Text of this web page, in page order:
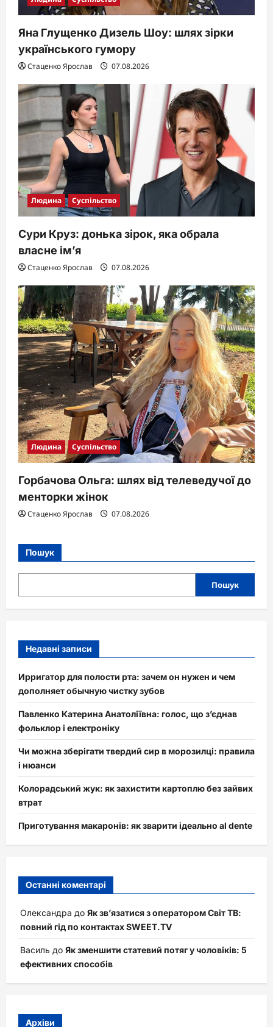
Яна Глущенко Дизель Шоу: шлях зірки
українського гумору
Стаценко Ярослав 07.08.2026
Людина Суспільство
Сури Круз: донька зірок, яка обрала
власне ім’я
Стаценко Ярослав 07.08.2026
Людина Суспільство
Горбачова Ольга: шлях від телеведучої до
менторки жінок
Стаценко Ярослав 07.08.2026
Пошук
Пошук
Недавні записи
Ирригатор для полости рта: зачем он нужен и чем
дополняет обычную чистку зубов
Павленко Катерина Анатоліївна: голос, що з’єднав
фольклор і електроніку
Чи можна зберігати твердий сир в морозилці: правила
і нюанси
Колорадський жук: як захистити картоплю без зайвих
втрат
Приготування макаронів: як зварити ідеально al dente
Останні коментарі
Олександра до Як зв’язатися з оператором Світ ТВ:
повний гід по контактах SWEET.TV
Василь до Як зменшити статевий потяг у чоловіків: 5
ефективних способів
Архіви